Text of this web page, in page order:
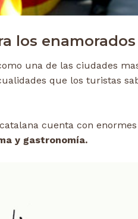
los enamorados
una de las ciudades
que los turistas
cuenta con
y gastronomía.